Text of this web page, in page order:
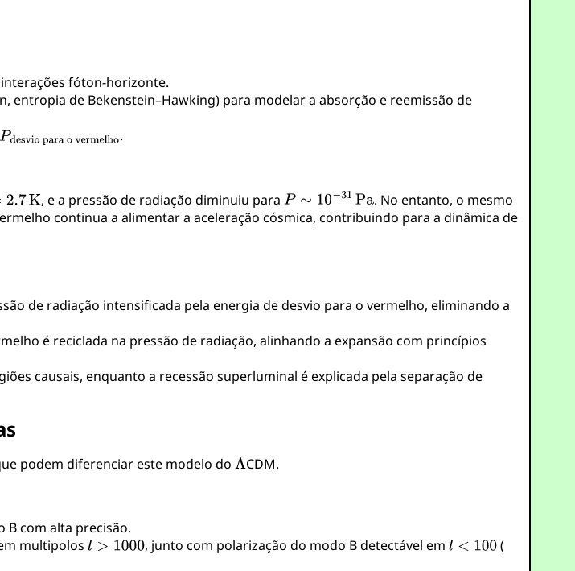
fóton-horizonte.
de Bekenstein–Hawking) para modelar a absorção e reemissão de
.
, e a pressão de radiação diminuiu para
. No entanto, o mesmo
continua a alimentar a aceleração cósmica, contribuindo para a dinâmica de
de radiação intensificada pela energia de desvio para o vermelho, eliminando a
é reciclada na pressão de radiação, alinhando a expansão com princípios
causais, enquanto a recessão superluminal é explicada pela separação de
podem diferenciar este modelo do CDM.
B com alta precisão.
multipolos , junto com polarização do modo B detectável em
(